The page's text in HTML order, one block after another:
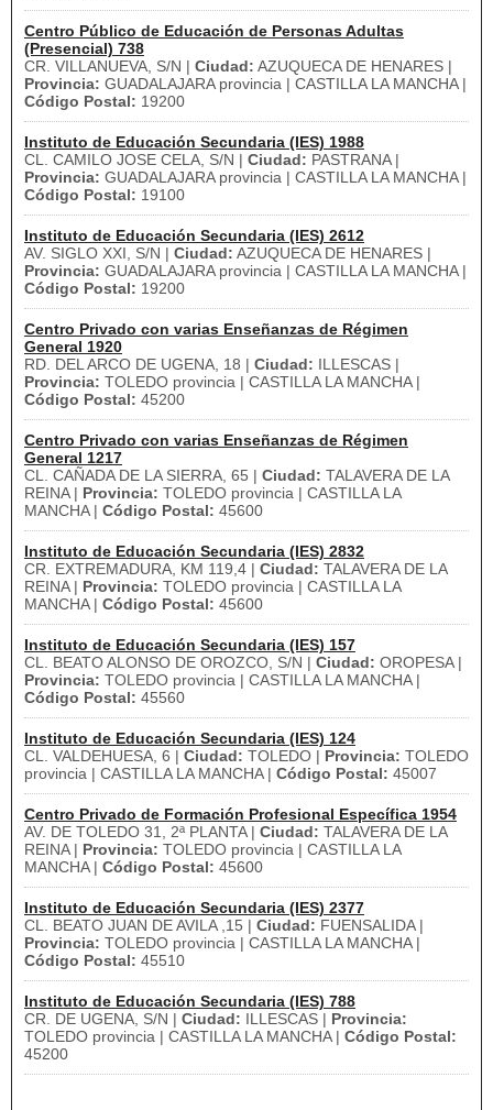
Centro Público de Educación de Personas Adultas
(Presencial) 738
CR. VILLANUEVA, S/N | Ciudad: AZUQUECA DE HENARES |
Provincia: GUADALAJARA provincia | CASTILLA LA MANCHA |
Código Postal: 19200
Instituto de Educación Secundaria (IES) 1988
CL. CAMILO JOSE CELA, S/N | Ciudad: PASTRANA |
Provincia: GUADALAJARA provincia | CASTILLA LA MANCHA |
Código Postal: 19100
Instituto de Educación Secundaria (IES) 2612
AV. SIGLO XXI, S/N | Ciudad: AZUQUECA DE HENARES |
Provincia: GUADALAJARA provincia | CASTILLA LA MANCHA |
Código Postal: 19200
Centro Privado con varias Enseñanzas de Régimen
General 1920
RD. DEL ARCO DE UGENA, 18 | Ciudad: ILLESCAS |
Provincia: TOLEDO provincia | CASTILLA LA MANCHA |
Código Postal: 45200
Centro Privado con varias Enseñanzas de Régimen
General 1217
CL. CAÑADA DE LA SIERRA, 65 | Ciudad: TALAVERA DE LA
REINA | Provincia: TOLEDO provincia | CASTILLA LA
MANCHA | Código Postal: 45600
Instituto de Educación Secundaria (IES) 2832
CR. EXTREMADURA, KM 119,4 | Ciudad: TALAVERA DE LA
REINA | Provincia: TOLEDO provincia | CASTILLA LA
MANCHA | Código Postal: 45600
Instituto de Educación Secundaria (IES) 157
CL. BEATO ALONSO DE OROZCO, S/N | Ciudad: OROPESA |
Provincia: TOLEDO provincia | CASTILLA LA MANCHA |
Código Postal: 45560
Instituto de Educación Secundaria (IES) 124
CL. VALDEHUESA, 6 | Ciudad: TOLEDO | Provincia: TOLEDO
provincia | CASTILLA LA MANCHA | Código Postal: 45007
Centro Privado de Formación Profesional Específica 1954
AV. DE TOLEDO 31, 2ª PLANTA | Ciudad: TALAVERA DE LA
REINA | Provincia: TOLEDO provincia | CASTILLA LA
MANCHA | Código Postal: 45600
Instituto de Educación Secundaria (IES) 2377
CL. BEATO JUAN DE AVILA ,15 | Ciudad: FUENSALIDA |
Provincia: TOLEDO provincia | CASTILLA LA MANCHA |
Código Postal: 45510
Instituto de Educación Secundaria (IES) 788
CR. DE UGENA, S/N | Ciudad: ILLESCAS | Provincia:
TOLEDO provincia | CASTILLA LA MANCHA | Código Postal:
45200